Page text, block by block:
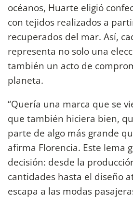
océanos, Huarte eligió
con tejidos realizados a
recuperados del mar. Así,
representa no solo una
también un acto de
planeta.
“Quería una marca que se
que también hiciera bien,
parte de algo más grande
afirma Florencia. Este lema
decisión: desde la
cantidades hasta el diseño
escapa a las modas